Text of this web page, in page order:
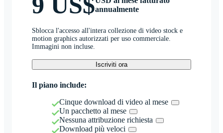
annualmente
Sblocca l'accesso all'intera collezione di video stock e
motion graphics autorizzati per uso commerciale.
Immagini non incluse.
Iscriviti ora
Il piano include:
Cinque download di video al mese
Un pacchetto al mese
Nessuna attribuzione richiesta
Download più veloci